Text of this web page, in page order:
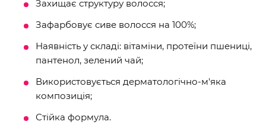
Захищає структуру волосся;
Зафарбовує сиве волосся на 100%;
Наявність у складі: вітаміни, протеїни пшениці,
пантенол, зелений чай;
Використовується дерматологічно-м'яка
композиція;
Стійка формула.